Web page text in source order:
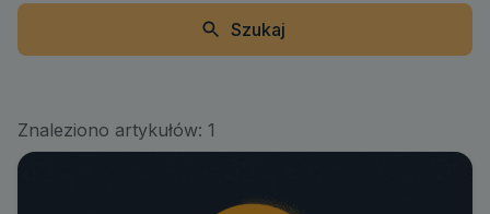
Szukaj
Znaleziono artykułów: 1